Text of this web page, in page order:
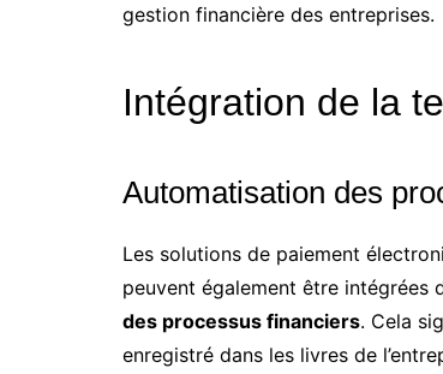
gestion financière des entreprises.
Intégration de la
Automatisation des
Les solutions de paiement
peuvent également être intégrées
des processus financiers. Cela
enregistré dans les livres de